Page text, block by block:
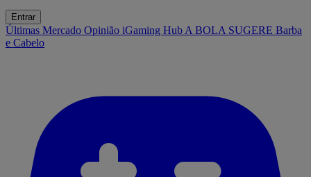
Entrar
Últimas Mercado Opinião iGaming Hub A BOLA SUGERE Barba
e Cabelo